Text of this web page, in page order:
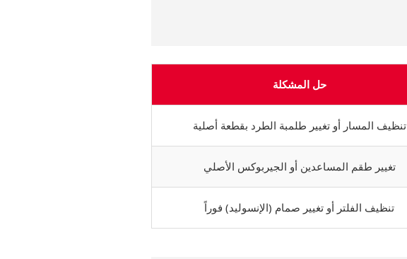
حل المشكلة
تنظيف المسار أو تغيير طلمبة الطرد بقطعة أصلية
تغيير طقم المساعدين أو الجيربوكس الأصلي
تنظيف الفلتر أو تغيير صمام (الإنسوليد) فوراً